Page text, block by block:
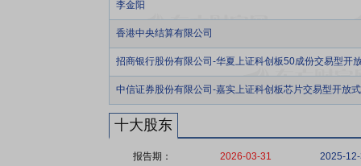
李金阳
香港中央结算有限公司
招商银行股份有限公司-华夏上证科创板50成份交易型开
中信证券股份有限公司-嘉实上证科创板芯片交易型开放
十大股东
报告期： 2026-03-31 2025-